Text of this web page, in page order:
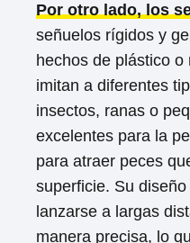
Por otro lado, los
señuelos rígidos y
hechos de plástico
imitan a diferentes
insectos, ranas o
excelentes para la
para atraer peces
superficie. Su
lanzarse a largas
manera precisa, lo